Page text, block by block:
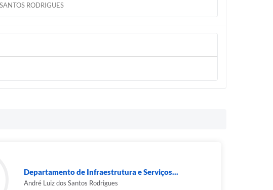
RODRIGUES
Departamento de Infraestrutura e Serviços...
André Luiz dos Santos Rodrigues